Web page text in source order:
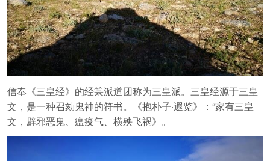
信奉《三皇经》的经箓派道团称为三皇派。三皇经源于三皇
文，是一种召劾鬼神的符书。《抱朴子·遐览》：“家有三皇
文，辟邪恶鬼、瘟疫气、横殃飞祸》。